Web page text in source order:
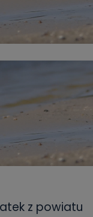
z powiatu